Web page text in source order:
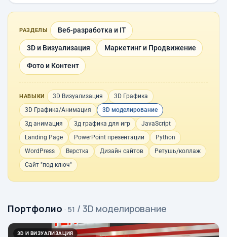
РАЗДЕЛЫ Веб-разработка и IT
3D и Визуализация Маркетинг и Продвижение
Фото и Контент
НАВЫКИ 3D Визуализация
3D Графика
3D Графика/Анимация
3D моделирование
3д анимация
3д графика для игр
JavaScript
Landing Page
PowerPoint презентации
Python
WordPress
Верстка Дизайн сайтов
Ретушь/коллаж
Сайт "под ключ"
Портфолио · 51 / 3D моделирование
3D И ВИЗУАЛИЗАЦИЯ